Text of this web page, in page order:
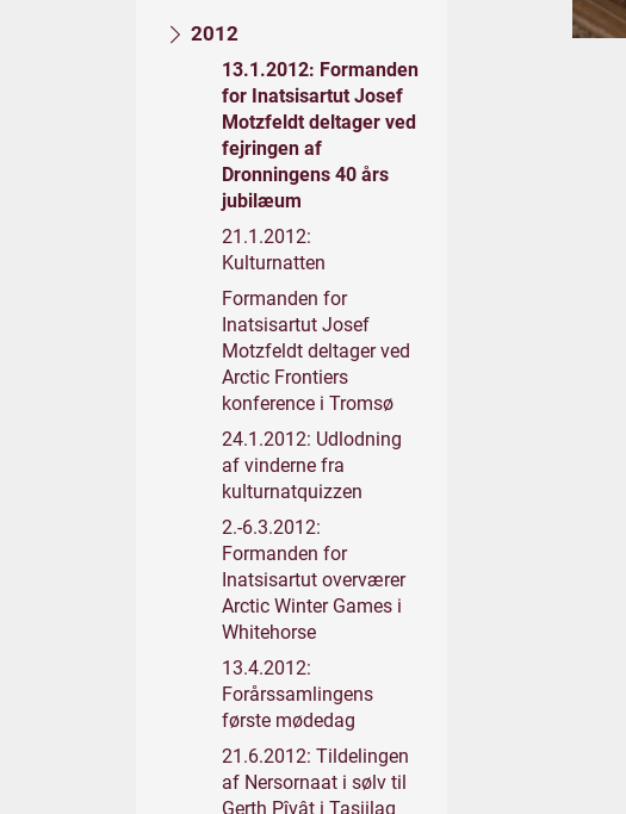
2012
13.1.2012: Formanden
for Inatsisartut Josef
Motzfeldt deltager ved
fejringen af
Dronningens 40 års
jubilæum
21.1.2012:
Kulturnatten
Formanden for
Inatsisartut Josef
Motzfeldt deltager ved
Arctic Frontiers
konference i Tromsø
24.1.2012: Udlodning
af vinderne fra
kulturnatquizzen
2.-6.3.2012:
Formanden for
Inatsisartut overværer
Arctic Winter Games i
Whitehorse
13.4.2012:
Forårssamlingens
første mødedag
21.6.2012: Tildelingen
af Nersornaat i sølv til
Gerth Pîvât i Tasiilaq